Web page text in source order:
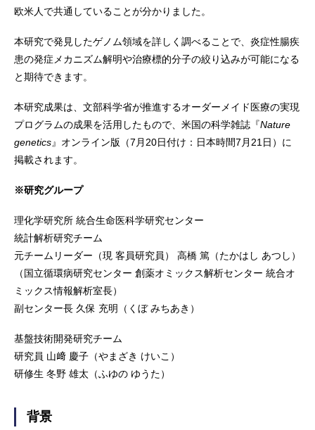
欧米人で共通していることが分かりました。
本研究で発見したゲノム領域を詳しく調べることで、炎症性腸疾
患の発症メカニズム解明や治療標的分子の絞り込みが可能になる
と期待できます。
本研究成果は、文部科学省が推進するオーダーメイド医療の実現
プログラムの成果を活用したもので、米国の科学雑誌『Nature
genetics』オンライン版（7月20日付け：日本時間7月21日）に
掲載されます。
※研究グループ
理化学研究所 統合生命医科学研究センター
統計解析研究チーム
元チームリーダー（現 客員研究員） 高橋 篤（たかはし あつし）
（国立循環病研究センター 創薬オミックス解析センター 統合オ
ミックス情報解析室長）
副センター長 久保 充明（くぼ みちあき）
基盤技術開発研究チーム
研究員 山﨑 慶子（やまざき けいこ）
研修生 冬野 雄太（ふゆの ゆうた）
背景